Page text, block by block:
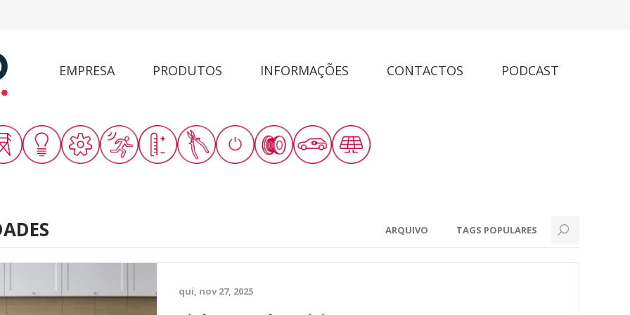
EMPRESA PRODUTOS INFORMAÇÕES CONTACTOS PODCAST
qui, nov 27, 2025
ARQUIVO TAGS POPULARES